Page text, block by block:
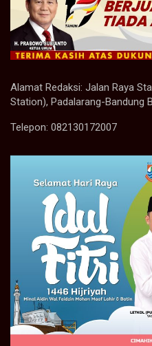
Alamat Redaksi: Jalan Raya
Station), Padalarang-Bandung
Telepon: 082130172007